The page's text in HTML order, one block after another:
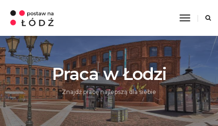
Toggle
Praca w Łodzi
Znajdź pracę najlepszą dla siebie